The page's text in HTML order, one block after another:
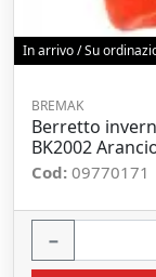
In arrivo / Su
BREMAK
Berretto
BK2002
Cod: 09770171
−